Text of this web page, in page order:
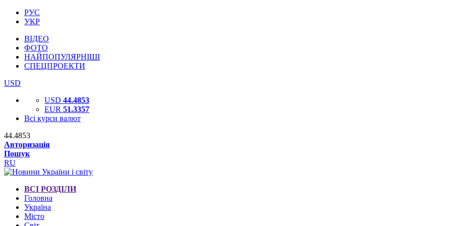
РУС
УКР
ВІДЕО
ФОТО
НАЙПОПУЛЯРНІШІ
СПЕЦПРОЕКТИ
USD
USD 44.4853
EUR 51.3357
Всі курси валют
44.4853
Авторизація
Пошук
RU
ВСІ РОЗДІЛИ
Головна
Україна
Місто